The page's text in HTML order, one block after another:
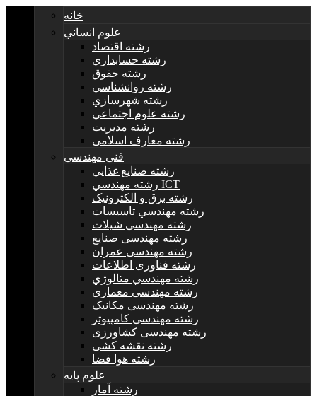
خانه
علوم انساني
رشته اقتصاد
رشته حسابداري
رشته حقوق
رشته روانشناسي
رشته شهرسازي
رشته علوم اجتماعي
رشته مديريت
رشته معارف اسلامی
فنی مهندسی
رشته صنايع غذايي
رشته مهندسي ICT
رشته برق و الکترونيک
رشته مهندسي تاسيسات
رشته مهندسی شیلات
رشته مهندسی صنایع
رشته مهندسی عمران
رشته فناوری اطلاعات
رشته مهندسي متالوژي
رشته مهندسی معماری
رشته مهندسی مکانیک
رشته مهندسی کامپیوتر
رشته مهندسی کشاورزی
رشته نقشه کشی
رشته هوا فضا
علوم پایه
رشته آمار